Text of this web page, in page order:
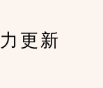
更新